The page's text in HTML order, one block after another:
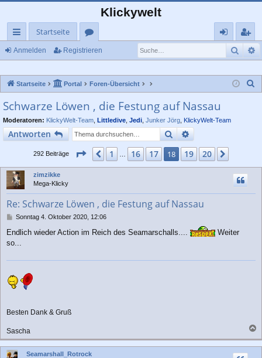
Klickywelt
ch
llz
ug
rif
f
Startseite
or
de
n
eg
rie
Anmelden Registrieren
Startseite Portal Foren-Übersicht
Schwarze Löwen , die Festung auf Nassau
Moderatoren: KlickyWelt-Team Littledive Jedi Junker Jörg KlickyWelt-Team
Antworten SucheErweiterte Suche
292 Beiträge Seite18 von20
Vorherige
1 16 17 18 19 20
zimzikke
Mega-Klicky
Re: Schwarze Löwen , die Festung auf Nassau
B
i
t
a
Sonntag 4. Oktober 2020, 12:06
Endlich wieder Action im Reich des Seamarschalls....
Weiter
so...
Besten Dank & Gruß
Sascha
a
c
Seamarshall_Rotrock